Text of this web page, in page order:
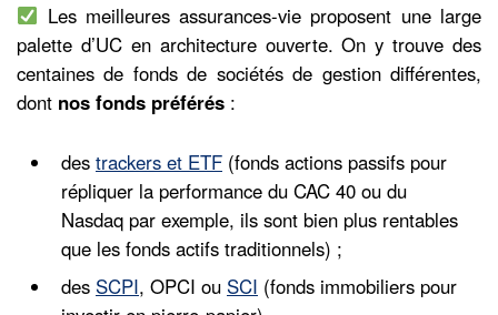
Les meilleures assurances-vie proposent une large
palette d’UC en architecture ouverte. On y trouve des
centaines de fonds de sociétés de gestion différentes,
dont nos fonds préférés :
des trackers et ETF (fonds actions passifs pour
répliquer la performance du CAC 40 ou du
Nasdaq par exemple, ils sont bien plus rentables
que les fonds actifs traditionnels) ;
des SCPI, OPCI ou SCI (fonds immobiliers pour